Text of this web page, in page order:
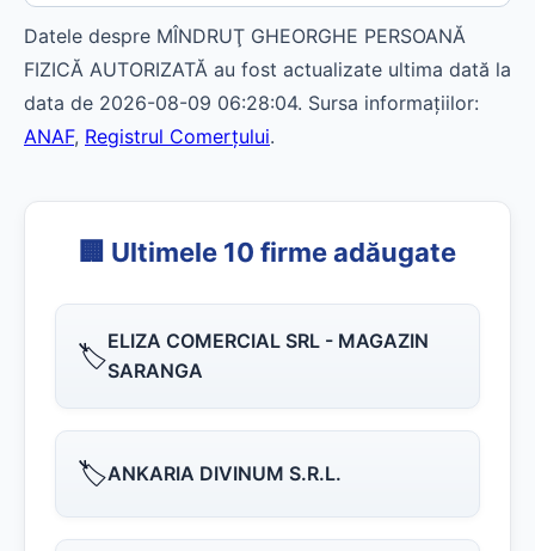
Datele despre MÎNDRUŢ GHEORGHE PERSOANĂ
FIZICĂ AUTORIZATĂ au fost actualizate ultima dată la
data de 2026-08-09 06:28:04. Sursa informațiilor:
ANAF, Registrul Comerțului.
🏢 Ultimele 10 firme adăugate
🏷️ELIZA COMERCIAL SRL - MAGAZIN
SARANGA
🏷️ANKARIA DIVINUM S.R.L.